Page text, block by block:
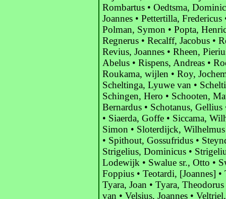
Rombartus • Oedtsma,
Joannes • Pettertilla,
Polman, Symon • Popta,
Regnerus • Recalff, Jacobus •
Revius, Joannes • Rheen,
Abelus • Rispens, Andreas •
Roukama, wijlen • Roy,
Scheltinga, Lyuwe van •
Schingen, Hero • Schooten,
Bernardus • Schotanus,
• Siaerda, Goffe • Siccama,
Simon • Sloterdijck,
• Spithout, Gossufridus •
Strigelius, Dominicus •
Lodewijk • Swalue sr., Otto •
Foppius • Teotardi, [Joannes]
Tyara, Joan • Tyara,
van • Velsius, Joannes •